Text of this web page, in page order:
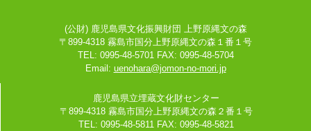
(公財) 鹿児島県文化振興財団 上野原縄文の森
〒899-4318 霧島市国分上野原縄文の森１番１号
TEL: 0995-48-5701 FAX: 0995-48-5704
Email: uenohara@jomon-no-mori.jp
鹿児島県立埋蔵文化財センター
〒899-4318 霧島市国分上野原縄文の森２番１号
TEL: 0995-48-5811 FAX: 0995-48-5821